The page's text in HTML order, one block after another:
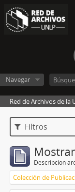
Navegar
Red de Archivos de la
Filtros
Descripción